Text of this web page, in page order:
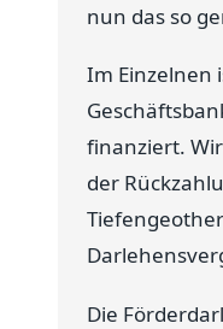
nun das so
Im Einzelnen
finanziert.
der
Die